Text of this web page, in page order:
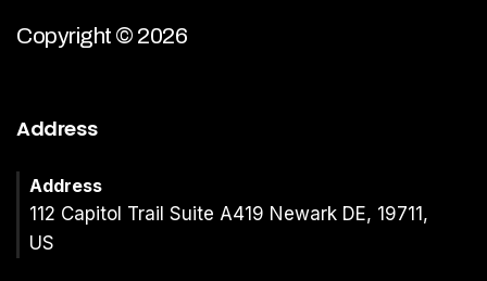
Copyright © 2026
Address
Address
112 Capitol Trail Suite A419 Newark DE, 19711,
US